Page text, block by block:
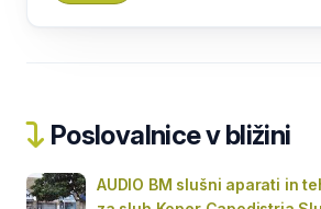
Poslovalnice v bližini
AUDIO BM slušni aparati in